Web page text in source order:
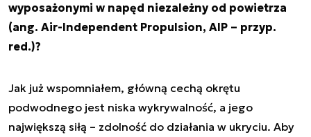
wyposażonymi w napęd niezależny od powietrza
(ang. Air-Independent Propulsion, AIP – przyp.
red.)?
Jak już wspomniałem, główną cechą okrętu
podwodnego jest niska wykrywalność, a jego
największą siłą – zdolność do działania w ukryciu. Aby